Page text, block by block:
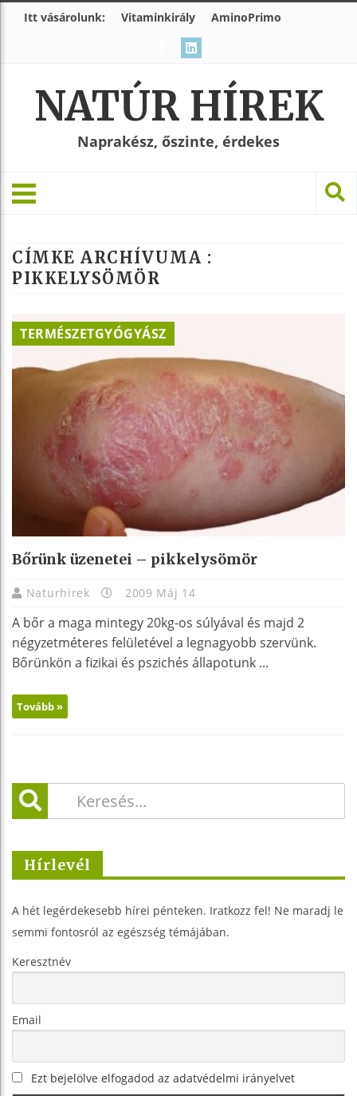
Itt vásárolunk: Vitaminkirály AminoPrimo
NATÚR HÍREK
Naprakész, őszinte, érdekes
CÍMKE ARCHÍVUMA :
PIKKELYSÖMÖR
TERMÉSZETGYÓGYÁSZ
Bőrünk üzenetei – pikkelysömör
Naturhirek 2009 Máj 14
A bőr a maga mintegy 20kg-os súlyával és majd 2
négyzetméteres felületével a legnagyobb szervünk.
Bőrünkön a fizikai és pszichés állapotunk ...
Tovább »
Hírlevél
A hét legérdekesebb hírei pénteken. Iratkozz fel! Ne maradj le
semmi fontosról az egészség témájában.
Keresztnév
Email
Ezt bejelölve elfogadod az adatvédelmi irányelvet